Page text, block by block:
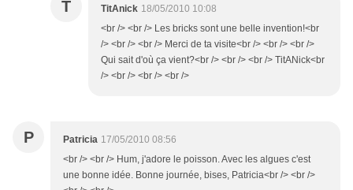
T TitAnick 18/05/2010 10:08
<br /> <br /> Les bricks sont une belle invention!<br
/> <br /> <br /> Merci de ta visite<br /> <br /> <br />
Qui sait d'où ça vient?<br /> <br /> <br /> TitANick<br
/> <br /> <br /> <br />
P Patricia 17/05/2010 08:56
<br /> <br /> Hum, j'adore le poisson. Avec les algues c'est
une bonne idée. Bonne journée, bises, Patricia<br /> <br />